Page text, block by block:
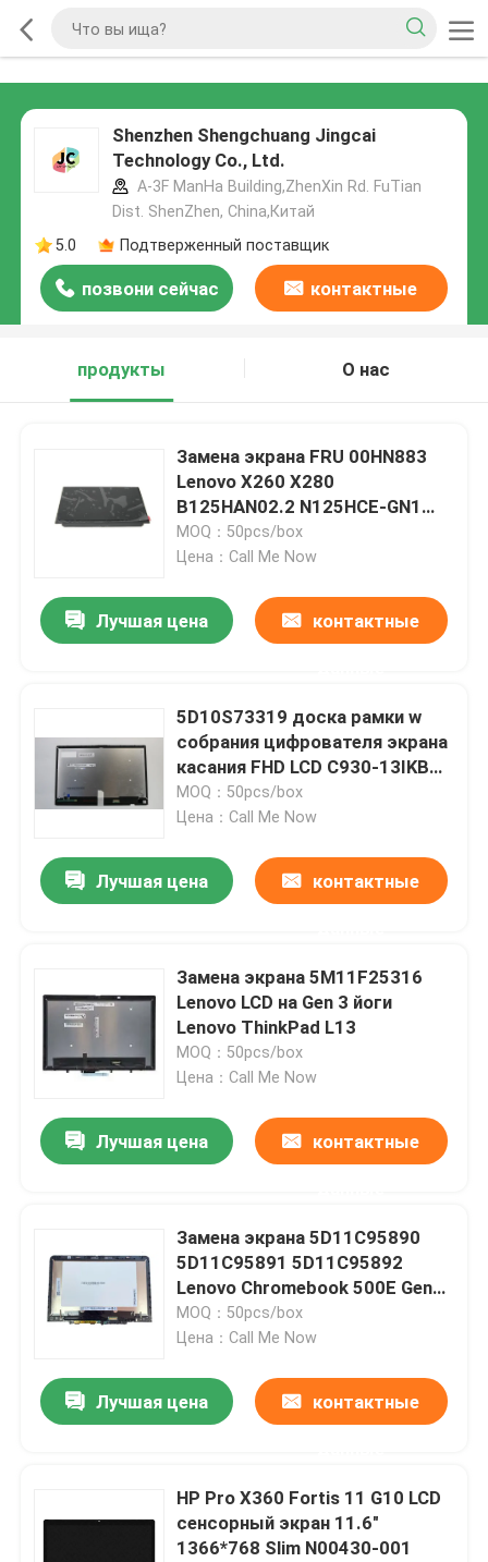
Shenzhen Shengchuang Jingcai
Technology Co., Ltd.
A-3F ManHa Building,ZhenXin Rd. FuTian
Dist. ShenZhen, China,Китай
5.0
Подтверженный поставщик
позвони сейчас контактные
продукты
О нас
Замена экрана FRU 00HN883
Lenovo X260 X280
B125HAN02.2 N125HCE-GN1
FHD IPS LCD
MOQ：50pcs/box
Цена：Call Me Now
Лучшая цена контактные
5D10S73319 доска рамки w
собрания цифрователя экрана
касания FHD LCD C930-13IKB
йога Lenovo 81C4 13,9»
MOQ：50pcs/box
Цена：Call Me Now
Лучшая цена контактные
Замена экрана 5M11F25316
Lenovo LCD на Gen 3 йоги
Lenovo ThinkPad L13
MOQ：50pcs/box
Цена：Call Me Now
Лучшая цена контактные
Замена экрана 5D11C95890
5D11C95891 5D11C95892
Lenovo Chromebook 500E Gen3
AMD
MOQ：50pcs/box
Цена：Call Me Now
Лучшая цена контактные
HP Pro X360 Fortis 11 G10 LCD
сенсорный экран 11.6"
1366*768 Slim N00430-001